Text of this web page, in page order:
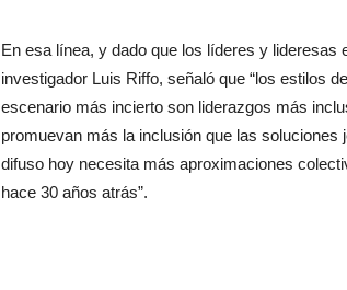
En esa línea, y dado que los líderes y
investigador Luis Riffo, señaló que “los estilos
escenario más incierto son liderazgos más
promuevan más la inclusión que las
difuso hoy necesita más aproximaciones
hace 30 años atrás”.